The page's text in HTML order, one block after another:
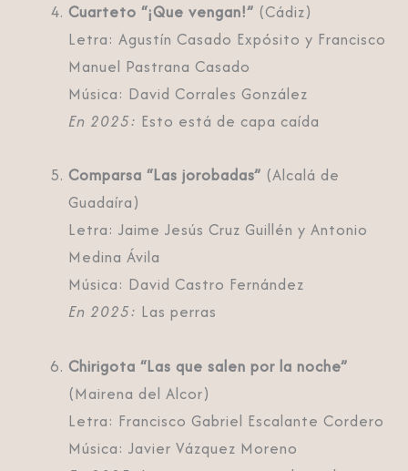
Cuarteto “¡Que vengan!” (Cádiz)
Letra: Agustín Casado Expósito y Francisco
Manuel Pastrana Casado
Música: David Corrales González
En 2025: Esto está de capa caída
Comparsa “Las jorobadas” (Alcalá de
Guadaíra)
Letra: Jaime Jesús Cruz Guillén y Antonio
Medina Ávila
Música: David Castro Fernández
En 2025: Las perras
Chirigota “Las que salen por la noche”
(Mairena del Alcor)
Letra: Francisco Gabriel Escalante Cordero
Música: Javier Vázquez Moreno